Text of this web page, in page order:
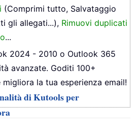
(Comprimi tutto, Salvataggio
gli allegati...), Rimuovi duplicati
...
2024 - 2010 o Outlook 365
avanzate. Goditi 100+
la tua esperienza email!
di Kutools per